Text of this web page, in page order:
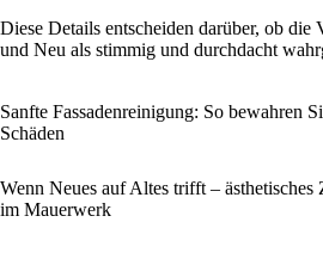
Diese Details entscheiden darüber, ob
und Neu als stimmig und durchdacht
Sanfte Fassadenreinigung: So bewahren
Schäden
Wenn Neues auf Altes trifft –
im Mauerwerk